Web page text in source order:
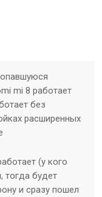
mi 8 работает
без
расширенных
(у кого
тогда будет
и сразу пошел